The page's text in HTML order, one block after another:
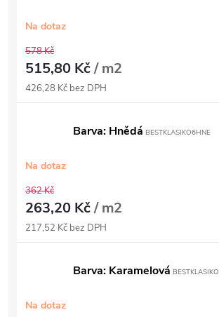
Na dotaz
578 Kč
515,80 Kč/ m2
426,28 Kč bez DPH
Barva: Hnědá BESTKLASIKO6HNE
Na dotaz
362 Kč
263,20 Kč/ m2
217,52 Kč bez DPH
Barva: Karamelová
Na dotaz